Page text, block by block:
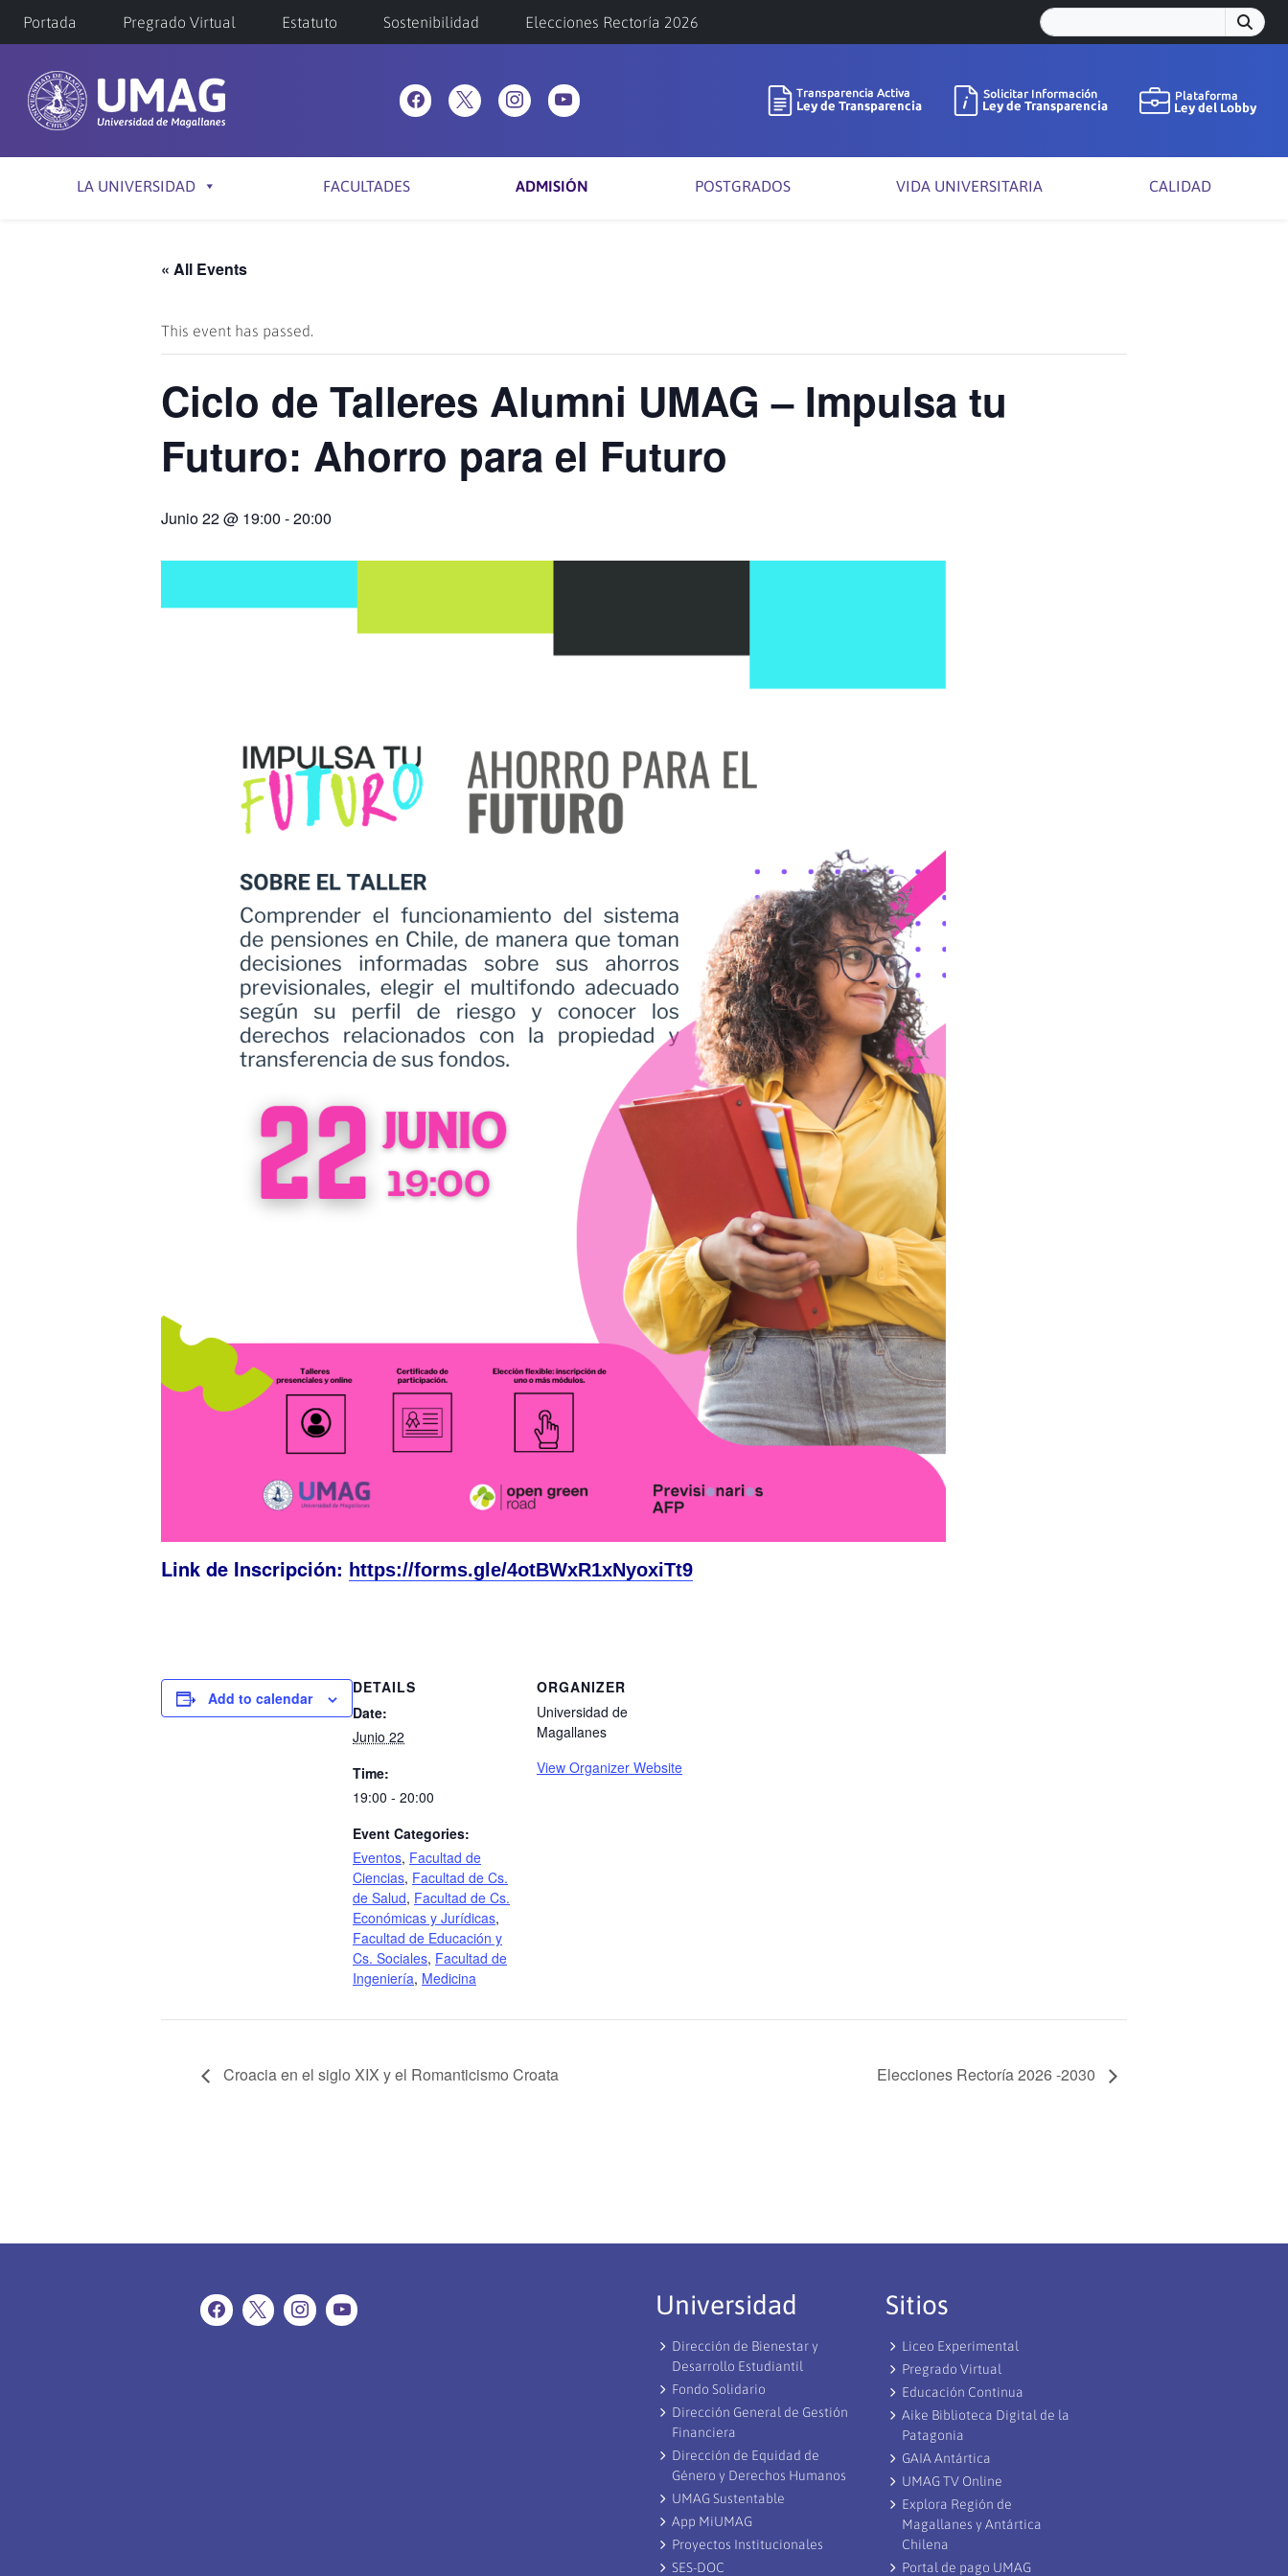
Portada Pregrado Virtual Estatuto Sostenibilidad Elecciones Rectoría 2026
LA UNIVERSIDAD FACULTADES ADMISIÓN POSTGRADOS VIDA UNIVERSITARIA CALIDAD
« All Events
This event has passed.
Ciclo de Talleres Alumni UMAG – Impulsa tu
Futuro: Ahorro para el Futuro
Junio 22 @ 19:00 -20:00
Link de Inscripción: https://forms.gle/4otBWxR1xNyoxiTt9
Add to calendar
DETAILS
Date:
Junio 22
Time:
19:00 - 20:00
Event Categories:
Eventos, Facultad de
Ciencias, Facultad de Cs.
de Salud, Facultad de Cs.
Económicas y Jurídicas,
Facultad de Educación y
Cs. Sociales, Facultad de
Ingeniería, Medicina
ORGANIZER
Universidad de
Magallanes
View Organizer Website
Croacia en el siglo XIX y el Romanticismo Croata Elecciones Rectoría 2026 -2030
Universidad
Dirección de Bienestar y
Desarrollo Estudiantil
Fondo Solidario
Dirección General de Gestión
Financiera
Dirección de Equidad de
Género y Derechos Humanos
UMAG Sustentable
App MiUMAG
Proyectos Institucionales
SES-DOC
Sitios
Liceo Experimental
Pregrado Virtual
Educación Continua
Aike Biblioteca Digital de la
Patagonia
GAIA Antártica
UMAG TV Online
Explora Región de
Magallanes y Antártica
Chilena
Portal de pago UMAG